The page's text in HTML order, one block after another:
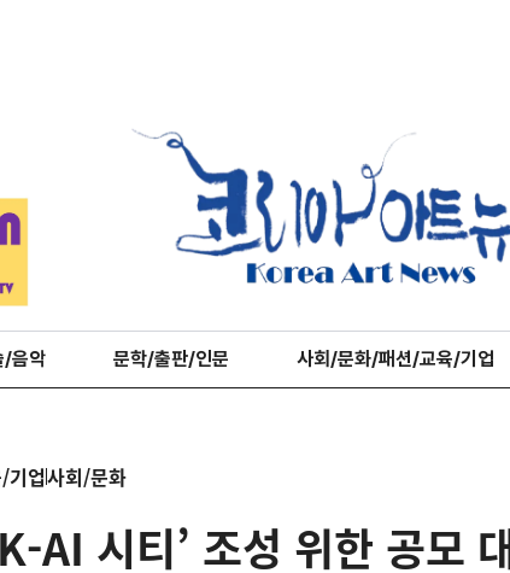
/음악 문학/출판/인문 사회/문화/패션/교육/기업
기업사회/문화
AI 시티’ 조성 위한 공모